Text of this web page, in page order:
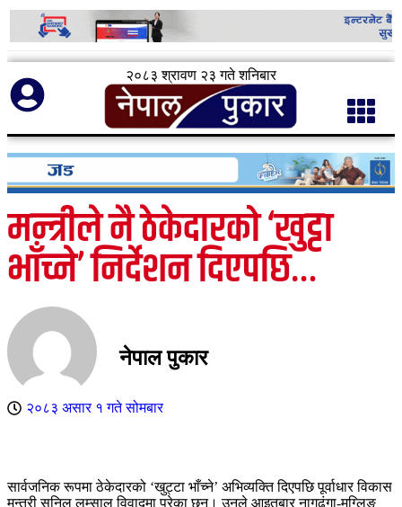
२०८३ श्रावण २३ गते शनिबार
मन्त्रीले नै ठेकेदारको ‘खुट्टा
भाँच्ने’ निर्देशन दिएपछि…
नेपाल पुकार
२०८३ असार १ गते सोमबार
सार्वजनिक रूपमा ठेकेदारको ‘खुट्टा भाँच्ने’ अभिव्यक्ति दिएपछि पूर्वाधार विकास
मन्त्री सुनिल लम्साल विवादमा परेका छन्। उनले आइतबार नागढुंगा-मुग्लिङ